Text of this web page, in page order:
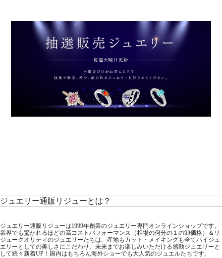
ジュエリー通販リジューとは？
ジュエリー通販リジューは1999年創業のジュエリー専門オンラインショップです。
業界でも驚かれるほどの高コストパフォーマンス（相場の何分の１の卸価格）＆リ
ジュークオリティのジュエリーたちは、産地もカット・メイキングも全てハイジュ
エリーとしての美しさにこだわり、未来までお楽しみいただける感動ジュエリーと
して続々新着UP！国内はもちろん海外ショーでも大人気のジュエルたちです。